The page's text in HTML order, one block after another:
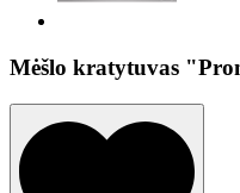
Mėšlo kratytuvas